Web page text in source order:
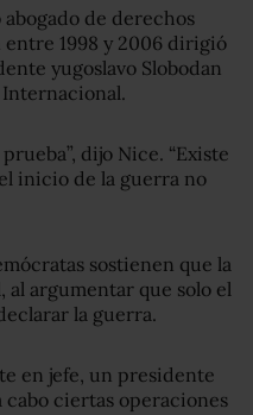
de derechos
1998 y 2006 dirigió
yugoslavo Slobodan
dijo Nice. “Existe
inicio de la guerra no
sostienen que la
argumentar que solo el
la guerra.
en jefe, un presidente
ciertas operaciones